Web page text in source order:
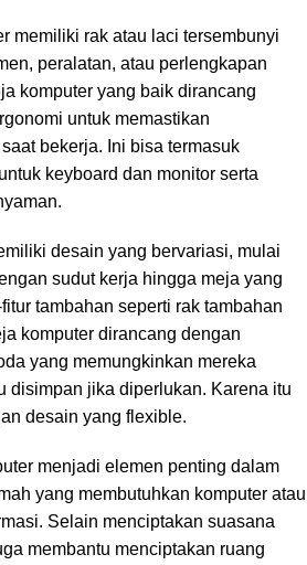
memiliki rak atau laci tersembunyi
peralatan, atau perlengkapan
komputer yang baik dirancang
untuk memastikan
bekerja. Ini bisa termasuk
keyboard dan monitor serta
desain yang bervariasi, mulai
sudut kerja hingga meja yang
tambahan seperti rak tambahan
komputer dirancang dengan
yang memungkinkan mereka
disimpan jika diperlukan. Karena itu
desain yang flexible.
menjadi elemen penting dalam
yang membutuhkan komputer atau
Selain menciptakan suasana
membantu menciptakan ruang